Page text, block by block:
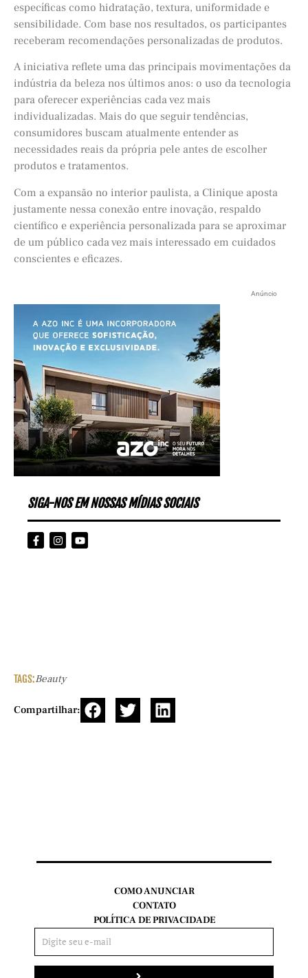
específicas como hidratação, textura, uniformidade e
sensibilidade. Com base nos resultados, os participantes
receberam recomendações personalizadas de produtos.
A iniciativa reflete uma das principais movimentações da
indústria da beleza nos últimos anos: o uso da tecnologia
para oferecer experiências cada vez mais
individualizadas. Mais do que seguir tendências,
consumidores buscam atualmente entender as
necessidades reais da própria pele antes de escolher
produtos e tratamentos.
Com a expansão no interior paulista, a Clinique aposta
justamente nessa conexão entre inovação, respaldo
científico e experiência personalizada para se aproximar
de um público cada vez mais interessado em cuidados
conscientes e eficazes.
Anúncio
SIGA-NOS EM NOSSAS MÍDIAS SOCIAIS
TAGS:Beauty
Compartilhar:
COMO ANUNCIAR
CONTATO
POLÍTICA DE PRIVACIDADE